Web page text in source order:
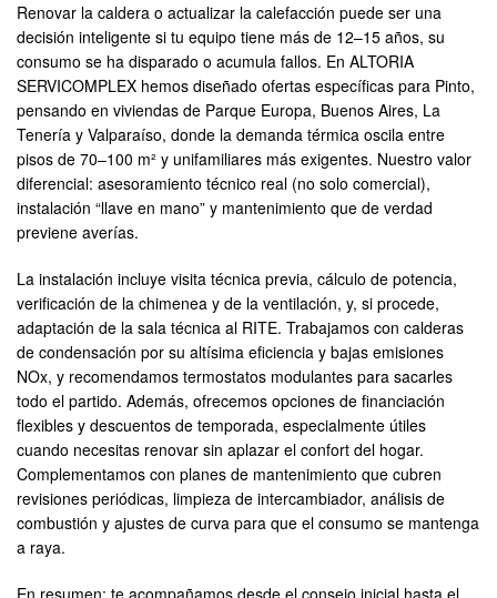
Renovar la caldera o actualizar la calefacción puede ser una
decisión inteligente si tu equipo tiene más de 12–15 años, su
consumo se ha disparado o acumula fallos. En ALTORIA
SERVICOMPLEX hemos diseñado ofertas específicas para Pinto,
pensando en viviendas de Parque Europa, Buenos Aires, La
Tenería y Valparaíso, donde la demanda térmica oscila entre
pisos de 70–100 m² y unifamiliares más exigentes. Nuestro valor
diferencial: asesoramiento técnico real (no solo comercial),
instalación “llave en mano” y mantenimiento que de verdad
previene averías.
La instalación incluye visita técnica previa, cálculo de potencia,
verificación de la chimenea y de la ventilación, y, si procede,
adaptación de la sala técnica al RITE. Trabajamos con calderas
de condensación por su altísima eficiencia y bajas emisiones
NOx, y recomendamos termostatos modulantes para sacarles
todo el partido. Además, ofrecemos opciones de financiación
flexibles y descuentos de temporada, especialmente útiles
cuando necesitas renovar sin aplazar el confort del hogar.
Complementamos con planes de mantenimiento que cubren
revisiones periódicas, limpieza de intercambiador, análisis de
combustión y ajustes de curva para que el consumo se mantenga
a raya.